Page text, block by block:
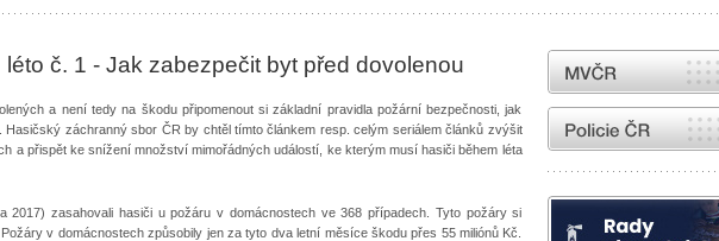
č. 1 - Jak zabezpečit byt před dovolenou
a není tedy na škodu připomenout si základní pravidla požární bezpečnosti, jak
záchranný sbor ČR by chtěl tímto článkem resp. celým seriálem článků zvýšit
a přispět ke snížení množství mimořádných událostí, ke kterým musí hasiči během léta
2017) zasahovali hasiči u požáru v domácnostech ve 368 případech. Tyto požáry si
v domácnostech způsobily jen za tyto dva letní měsíce škodu přes 55 miliónů Kč.
MVČR
internetové stránky Policie ČR